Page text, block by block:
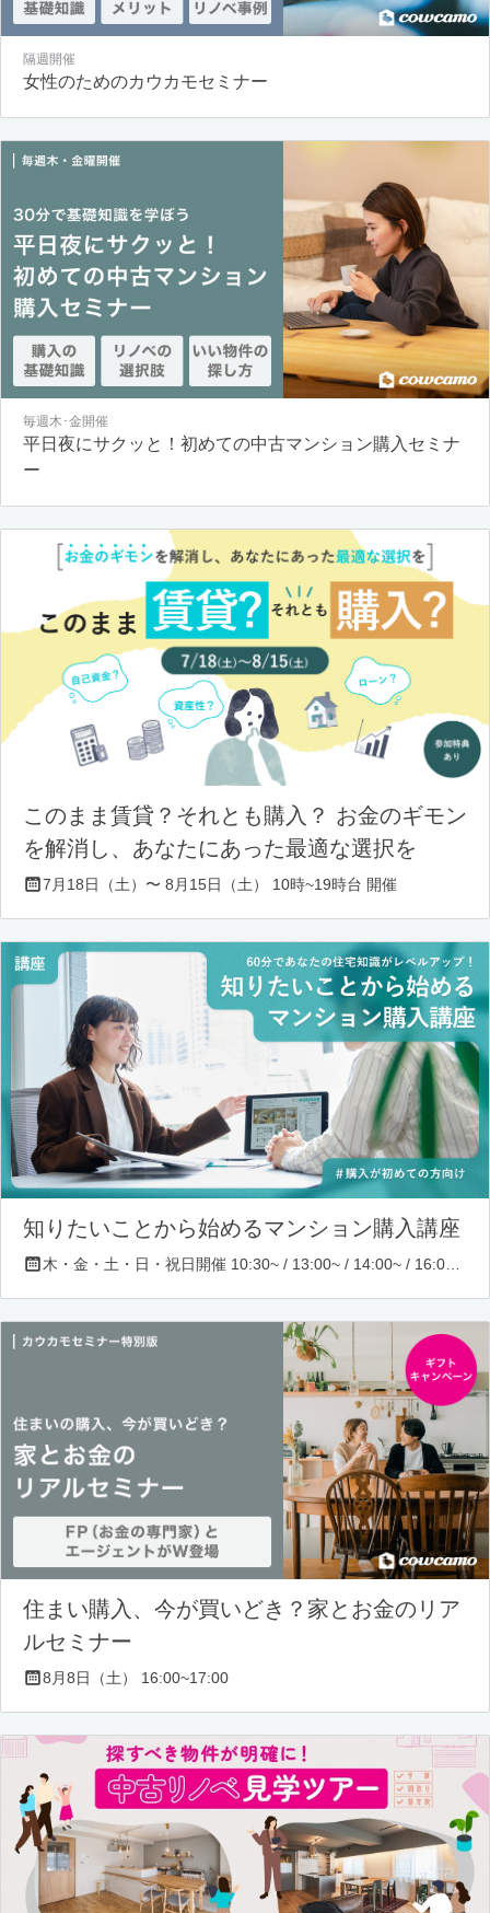
隔週開催
女性のためのカウカモセミナー
毎週木･金開催
平日夜にサクッと！初めての中古マンション購入セミナ
ー
このまま賃貸？それとも購入？ お金のギモン
を解消し、あなたにあった最適な選択を
7月18日（土）〜 8月15日（土） 10時~19時台 開催
知りたいことから始めるマンション購入講座
住まい購入、今が買いどき？家とお金のリア
ルセミナー
8月8日（土） 16:00~17:00